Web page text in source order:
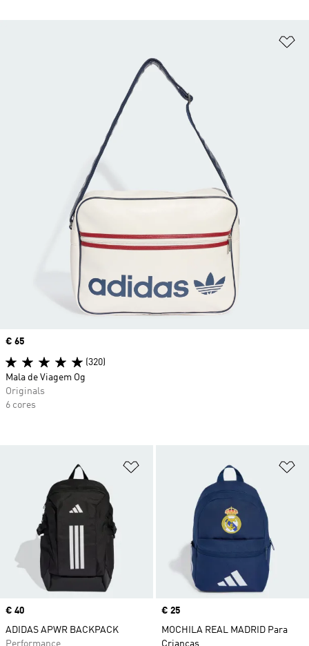
Adicionar à Lista de Desejos
Price
€ 40
ADIDAS APWR BACKPACK
Performance
Price
€ 25
MOCHILA REAL MADRID Para
Crianças
Price
€ 65
(320)
Mala de Viagem Og
Originals
6 cores